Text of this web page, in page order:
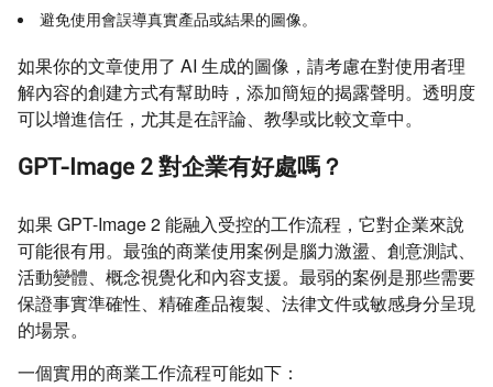
避免使用會誤導真實產品或結果的圖像。
如果你的文章使用了 AI 生成的圖像，請考慮在對使用者理
解內容的創建方式有幫助時，添加簡短的揭露聲明。透明度
可以增進信任，尤其是在評論、教學或比較文章中。
GPT-Image 2 對企業有好處嗎？
如果 GPT-Image 2 能融入受控的工作流程，它對企業來說
可能很有用。最強的商業使用案例是腦力激盪、創意測試、
活動變體、概念視覺化和內容支援。最弱的案例是那些需要
保證事實準確性、精確產品複製、法律文件或敏感身分呈現
的場景。
一個實用的商業工作流程可能如下：